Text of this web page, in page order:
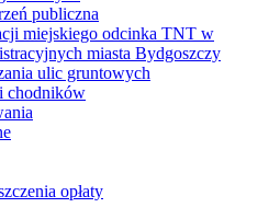
publiczna
miejskiego odcinka TNT w
miasta Bydgoszczy
ulic gruntowych
chodników
opłaty